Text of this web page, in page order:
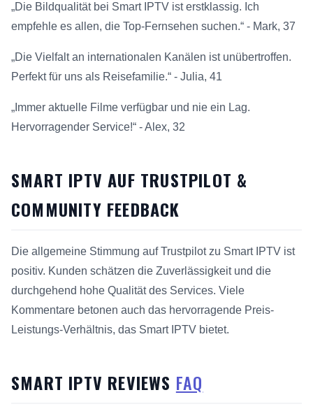
„Die Bildqualität bei Smart IPTV ist erstklassig. Ich
empfehle es allen, die Top-Fernsehen suchen.“ - Mark, 37
„Die Vielfalt an internationalen Kanälen ist unübertroffen.
Perfekt für uns als Reisefamilie.“ - Julia, 41
„Immer aktuelle Filme verfügbar und nie ein Lag.
Hervorragender Service!“ - Alex, 32
SMART IPTV AUF TRUSTPILOT &
COMMUNITY FEEDBACK
Die allgemeine Stimmung auf Trustpilot zu Smart IPTV ist
positiv. Kunden schätzen die Zuverlässigkeit und die
durchgehend hohe Qualität des Services. Viele
Kommentare betonen auch das hervorragende Preis-
Leistungs-Verhältnis, das Smart IPTV bietet.
SMART IPTV REVIEWS FAQ